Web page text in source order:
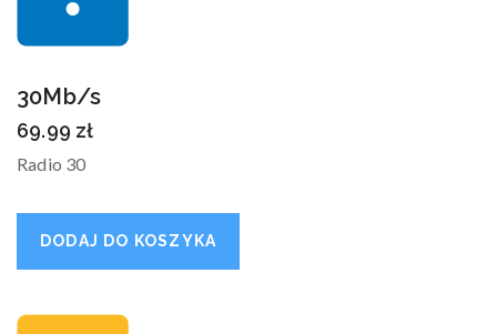
30Mb/s
69.99 zł
Radio 30
DODAJ DO KOSZYKA